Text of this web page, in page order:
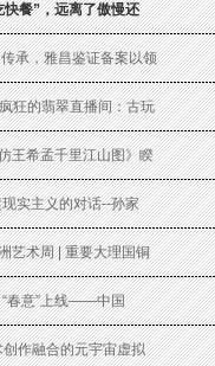
快餐”，远离了傲慢还
承，雅昌鉴证备案以领
狂的翡翠直播间：古玩
王希孟千里江山图》睽
实主义的对话--孙家
艺术周 | 重要大理国铜
春意”上线——中国
作融合的元宇宙虚拟